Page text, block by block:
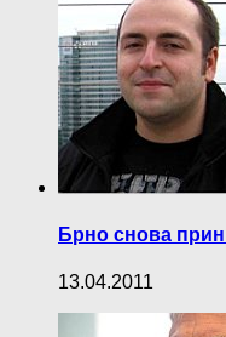
Брно снова
13.04.2011